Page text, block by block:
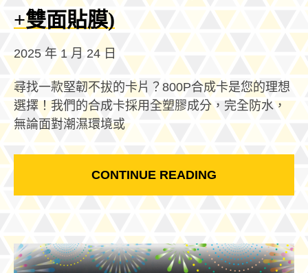
+雙面貼膜)
2025 年 1 月 24 日
尋找一款堅韌不拔的卡片？800P合成卡是您的理想
選擇！我們的合成卡採用全塑膠成分，完全防水，
無論面對潮濕環境或
CONTINUE READING